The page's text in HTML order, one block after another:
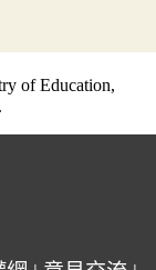
of Education,